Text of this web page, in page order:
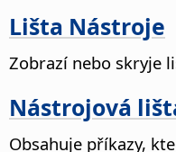
Lišta Nástroje
Zobrazí nebo skryje
Nástrojová
Obsahuje příkazy,